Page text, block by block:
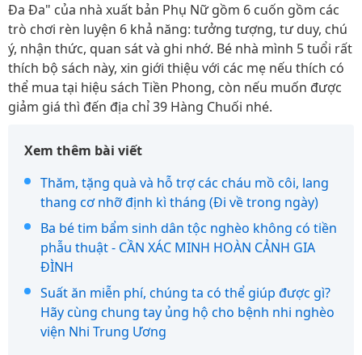
Đa Đa" của nhà xuất bản Phụ Nữ gồm 6 cuốn gồm các
trò chơi rèn luyện 6 khả năng: tưởng tượng, tư duy, chú
ý, nhận thức, quan sát và ghi nhớ. Bé nhà mình 5 tuổi rất
thích bộ sách này, xin giới thiệu với các mẹ nếu thích có
thể mua tại hiệu sách Tiền Phong, còn nếu muốn được
giảm giá thì đến địa chỉ 39 Hàng Chuối nhé.
Xem thêm bài viết
Thăm, tặng quà và hỗ trợ các cháu mồ côi, lang
thang cơ nhỡ định kì tháng (Đi về trong ngày)
Ba bé tim bẩm sinh dân tộc nghèo không có tiền
phẫu thuật - CẦN XÁC MINH HOÀN CẢNH GIA
ĐÌNH
Suất ăn miễn phí, chúng ta có thể giúp được gì?
Hãy cùng chung tay ủng hộ cho bệnh nhi nghèo
viện Nhi Trung Ương